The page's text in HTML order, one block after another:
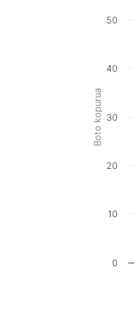
Boto kopurua
0
10
20
30
40
50